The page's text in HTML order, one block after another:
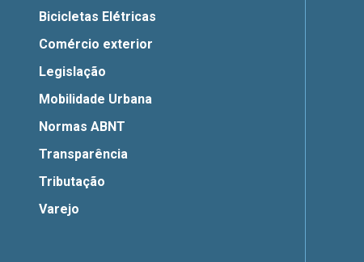
Bicicletas Elétricas
Comércio exterior
Legislação
Mobilidade Urbana
Normas ABNT
Transparência
Tributação
Varejo